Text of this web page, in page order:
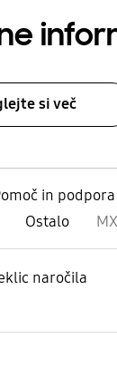
si več
in
Ostalo
naročila